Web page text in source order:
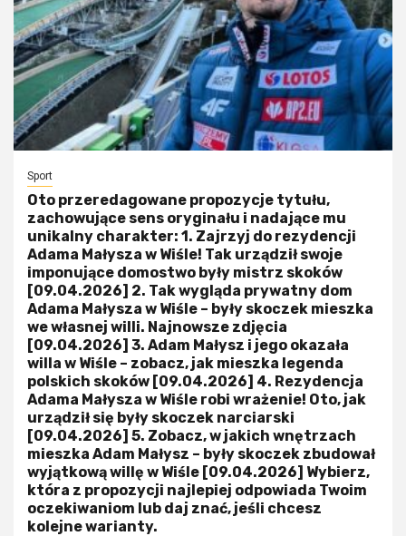
Sport
Oto przeredagowane propozycje tytułu,
zachowujące sens oryginału i nadające mu
unikalny charakter: 1. Zajrzyj do rezydencji
Adama Małysza w Wiśle! Tak urządził swoje
imponujące domostwo były mistrz skoków
[09.04.2026] 2. Tak wygląda prywatny dom
Adama Małysza w Wiśle – były skoczek mieszka
we własnej willi. Najnowsze zdjęcia
[09.04.2026] 3. Adam Małysz i jego okazała
willa w Wiśle – zobacz, jak mieszka legenda
polskich skoków [09.04.2026] 4. Rezydencja
Adama Małysza w Wiśle robi wrażenie! Oto, jak
urządził się były skoczek narciarski
[09.04.2026] 5. Zobacz, w jakich wnętrzach
mieszka Adam Małysz – były skoczek zbudował
wyjątkową willę w Wiśle [09.04.2026] Wybierz,
która z propozycji najlepiej odpowiada Twoim
oczekiwaniom lub daj znać, jeśli chcesz
kolejne warianty.